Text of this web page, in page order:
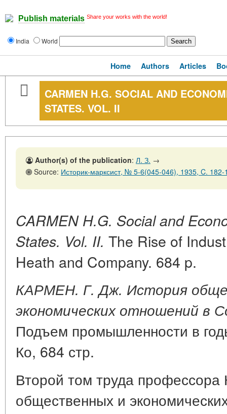
Publish materials Share your works with the world!
India World
Home Authors Articles
CARMEN H.G. SOCIAL AND
STATES. VOL. II
Author(s) of the publication: Л. З. →
Source: Историк-марксист, № 5-6(045-046), 1935, C. 182-
CARMEN H.G. Social and
States. Vol. II. The Rise of
Heath and Company. 684 p.
КАРМЕН. Г. Дж. История
экономических отношений в
Подъем промышленности в
Ко, 684 стр.
Второй том труда
общественных и